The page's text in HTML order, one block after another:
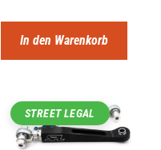
In den Warenkorb
STREET LEGAL